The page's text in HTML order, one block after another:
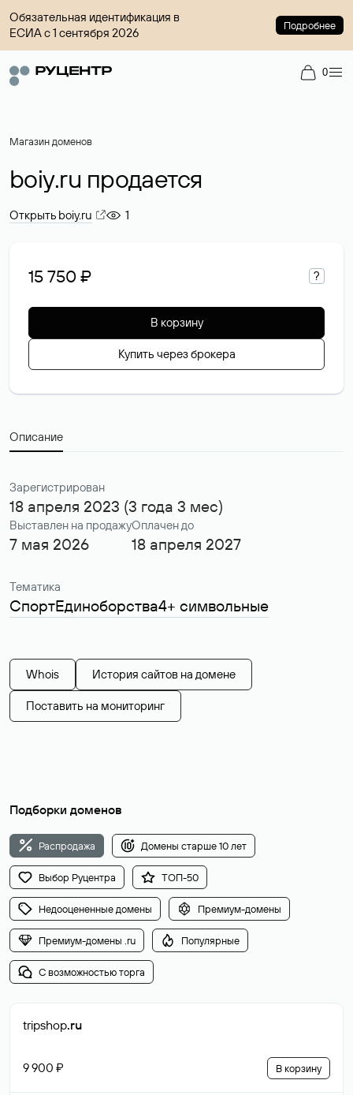
Обязательная идентификация в
ЕСИА с 1 сентября 2026
Подробнее
0
Магазин доменов
boiy.ru продается
Открыть boiy.ru 1
15 750 ₽ ?
В корзину
Купить через брокера
Описание
Зарегистрирован
18 апреля 2023 (3 года 3 мес)
Выставлен на продажу
7 мая 2026
Оплачен до
18 апреля 2027
Тематика
СпортЕдиноборства4+ символьные
Whois История сайтов на домене
Поставить на мониторинг
Подборки доменов
Распродажа Домены старше 10 лет
Выбор Руцентра ТОП-50
Недооцененные домены Премиум-домены
Премиум-домены .ru Популярные
С возможностью торга
tripshop.ru
9 900 ₽ В корзину